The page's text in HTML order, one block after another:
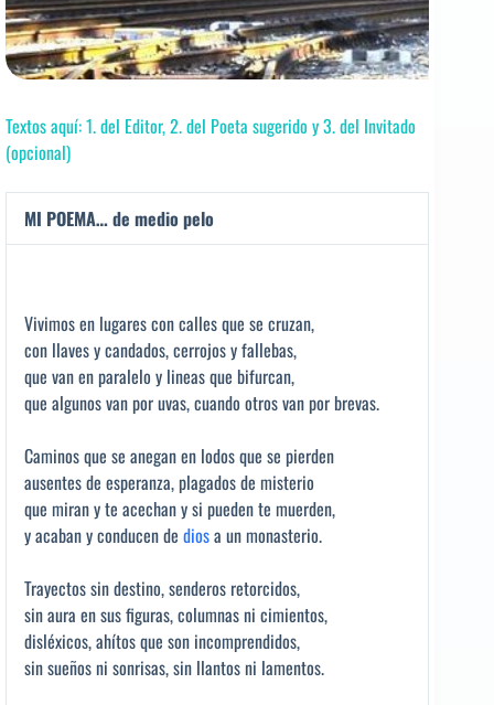
Textos aquí: 1. del Editor, 2. del Poeta sugerido y 3. del Invitado
(opcional)
MI POEMA… de medio pelo
Vivimos en lugares con calles que se cruzan,
con llaves y candados, cerrojos y fallebas,
que van en paralelo y lineas que bifurcan,
que algunos van por uvas, cuando otros van por brevas.
Caminos que se anegan en lodos que se pierden
ausentes de esperanza, plagados de misterio
que miran y te acechan y si pueden te muerden,
y acaban y conducen de diosa un monasterio.
Trayectos sin destino, senderos retorcidos,
sin aura en sus figuras, columnas ni cimientos,
disléxicos, ahítos que son incomprendidos,
sin sueños ni sonrisas, sin llantos ni lamentos.